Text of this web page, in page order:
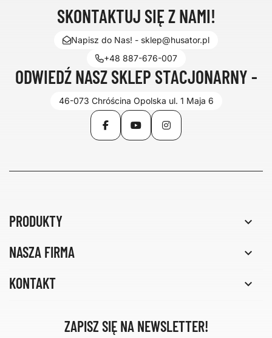
SKONTAKTUJ SIĘ Z NAMI!
Napisz do Nas! - sklep@husator.pl
+48 887-676-007
ODWIEDŹ NASZ SKLEP STACJONARNY -
46-073 Chróścina Opolska ul. 1 Maja 6
FacebookYouTubeInstagram
PRODUKTY 
NASZA FIRMA 
KONTAKT 
ZAPISZ SIĘ NA NEWSLETTER!